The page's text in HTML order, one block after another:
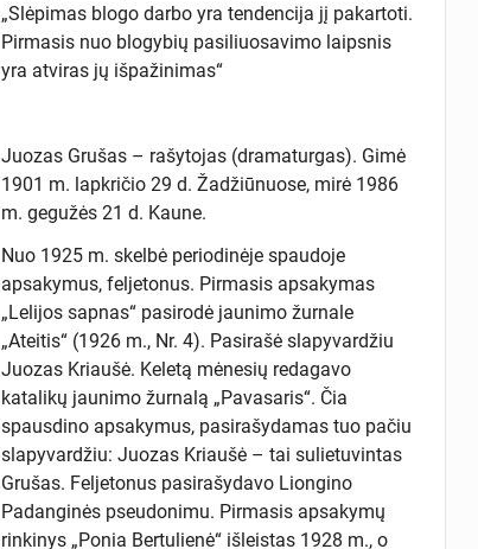
„Slėpimas blogo darbo yra tendencija jį pakartoti.
Pirmasis nuo blogybių pasiliuosavimo laipsnis
yra atviras jų išpažinimas“
Juozas Grušas – rašytojas (dramaturgas). Gimė
1901 m. lapkričio 29 d. Žadžiūnuose, mirė 1986
m. gegužės 21 d. Kaune.
Nuo 1925 m. skelbė periodinėje spaudoje
apsakymus, feljetonus. Pirmasis apsakymas
„Lelijos sapnas“ pasirodė jaunimo žurnale
„Ateitis“ (1926 m., Nr. 4). Pasirašė slapyvardžiu
Juozas Kriaušė. Keletą mėnesių redagavo
katalikų jaunimo žurnalą „Pavasaris“. Čia
spausdino apsakymus, pasirašydamas tuo pačiu
slapyvardžiu: Juozas Kriaušė – tai sulietuvintas
Grušas. Feljetonus pasirašydavo Liongino
Padanginės pseudonimu. Pirmasis apsakymų
rinkinys „Ponia Bertulienė“ išleistas 1928 m., o